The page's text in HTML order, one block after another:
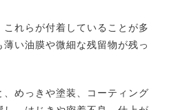
れらが付着していることが多
い油膜や微細な残留物が残っ
めっきや塗装、コーティング